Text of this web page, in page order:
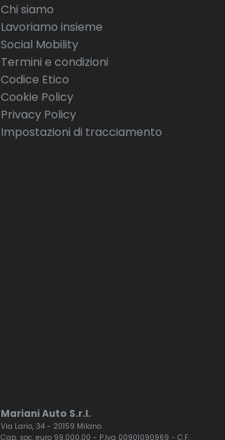
Chi siamo
Lavoriamo insieme
Social Mobility
Termini e condizioni
Codice Etico
Cookie Policy
Privacy Policy
Impostazioni di tracciamento
Mariani Auto S.r.l.
Via Lario, 34 - 20159 Milano
Cap. soc. euro 99.000,00 - P.Iva 00901090969 - C.F.